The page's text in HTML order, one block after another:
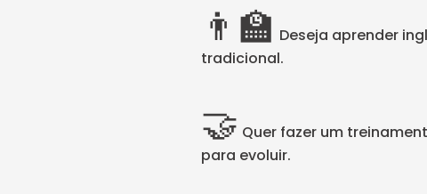
👨‍🏫 Deseja aprender
tradicional.
🤝 Quer fazer um
para evoluir.